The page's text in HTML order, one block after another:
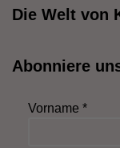
Die Welt von
Abonniere
Vorname *